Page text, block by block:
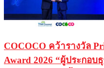
COCOCO คว้ารางวัล
Award 2026 “ผู้ประกอบ